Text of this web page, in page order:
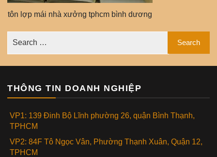
tôn lợp mái nhà xưởng tphcm bình dương
THÔNG TIN DOANH NGHIỆP
VP1: 139 Đinh Bộ Lĩnh phường 26, quận Bình Thạnh,
TPHCM
VP2: 84F Tô Ngọc Vân, Phường Thạnh Xuân, Quận 12,
TPHCM